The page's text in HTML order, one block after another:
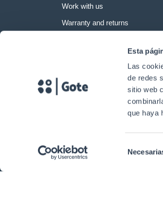
Esta
Las
de redes
sitio web
que haya
de
Work with us
Warranty and returns
Copyright © 2024. Gtlan Telecommunications